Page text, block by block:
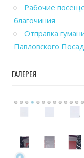
Рабочие
благочиния
Отправка
Павловского
ГАЛЕРЕЯ